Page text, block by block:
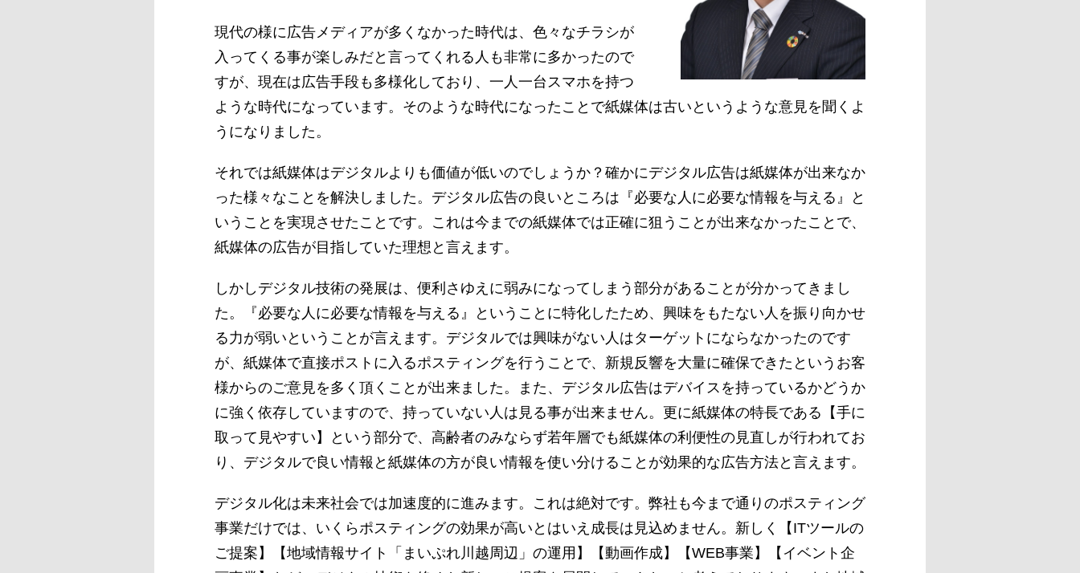
現代の様に広告メディアが多くなかった時代は、色々なチラシが
入ってくる事が楽しみだと言ってくれる人も非常に多かったので
すが、現在は広告手段も多様化しており、一人一台スマホを持つ
ような時代になっています。そのような時代になったことで紙媒体は古いというような意見を聞くよ
うになりました。
それでは紙媒体はデジタルよりも価値が低いのでしょうか？確かにデジタル広告は紙媒体が出来なか
った様々なことを解決しました。デジタル広告の良いところは『必要な人に必要な情報を与える』と
いうことを実現させたことです。これは今までの紙媒体では正確に狙うことが出来なかったことで、
紙媒体の広告が目指していた理想と言えます。
しかしデジタル技術の発展は、便利さゆえに弱みになってしまう部分があることが分かってきまし
た。『必要な人に必要な情報を与える』ということに特化したため、興味をもたない人を振り向かせ
る力が弱いということが言えます。デジタルでは興味がない人はターゲットにならなかったのです
が、紙媒体で直接ポストに入るポスティングを行うことで、新規反響を大量に確保できたというお客
様からのご意見を多く頂くことが出来ました。また、デジタル広告はデバイスを持っているかどうか
に強く依存していますので、持っていない人は見る事が出来ません。更に紙媒体の特長である【手に
取って見やすい】という部分で、高齢者のみならず若年層でも紙媒体の利便性の見直しが行われてお
り、デジタルで良い情報と紙媒体の方が良い情報を使い分けることが効果的な広告方法と言えます。
デジタル化は未来社会では加速度的に進みます。これは絶対です。弊社も今まで通りのポスティング
事業だけでは、いくらポスティングの効果が高いとはいえ成長は見込めません。新しく【ITツールの
ご提案】【地域情報サイト「まいぷれ川越周辺」の運用】【動画作成】【WEB事業】【イベント企